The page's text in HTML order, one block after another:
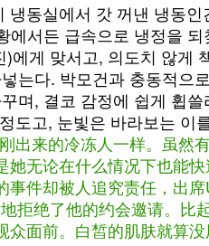
동실에서 갓 꺼낸 냉동
서든 급속으로 냉정을
게 맞서고, 의도치 않게
는다. 박모건과 충동적
며, 결코 감정에 쉽게 휩
도고, 눈빛은 바라보는 이
来的冷冻人一样。虽
无论在什么情况下也能
件却被人追究责任，出
绝了他的约会邀请。比
面前。白皙的肌肤就算